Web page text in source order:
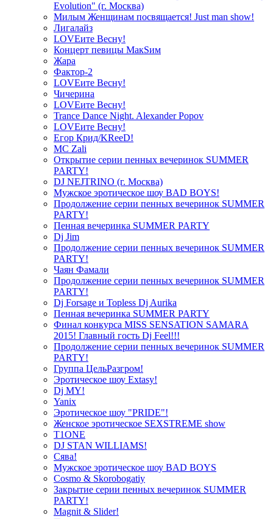
Evolution" (г. Москва)
Милым Женщинам посвящается! Just man show!
Лигалайз
LOVEите Весну!
Концерт певицы МакSим
Жара
Фактор-2
LOVEите Весну!
Чичерина
LOVEите Весну!
Trance Dance Night. Alexander Popov
LOVEите Весну!
Егор Крид/KReeD!
MC Zali
Открытие серии пенных вечеринок SUMMER
PARTY!
DJ NEJTRINO (г. Москва)
Мужское эротическое шоу BAD BOYS!
Продолжение серии пенных вечеринок SUMMER
PARTY!
Пенная вечеринка SUMMER PARTY
Dj Jim
Продолжение серии пенных вечеринок SUMMER
PARTY!
Чаян Фамали
Продолжение серии пенных вечеринок SUMMER
PARTY!
Dj Forsage и Topless Dj Aurika
Пенная вечеринка SUMMER PARTY
Финал конкурса MISS SENSATION SAMARA
2015! Главный гость Dj Feel!!!
Продолжение серии пенных вечеринок SUMMER
PARTY!
Группа ЦельРазгром!
Эротическое шоу Extasy!
Dj MY!
Yanix
Эротическое шоу "PRIDE"!
Женское эротическое SEXSTREME show
T1ONE
DJ STAN WILLIAMS!
Сява!
Мужское эротическое шоу BAD BOYS
Cosmo & Skorobogatiy
Закрытие серии пенных вечеринок SUMMER
PARTY!
Magnit & Slider!